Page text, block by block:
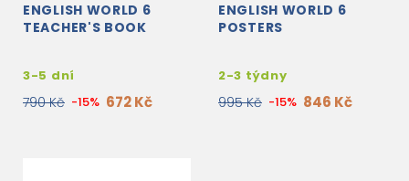
ENGLISH WORLD 6
TEACHER'S BOOK
3-5 dní
790 Kč -15% 672 Kč
ENGLISH WORLD 6
POSTERS
2-3 týdny
995 Kč -15% 846 Kč